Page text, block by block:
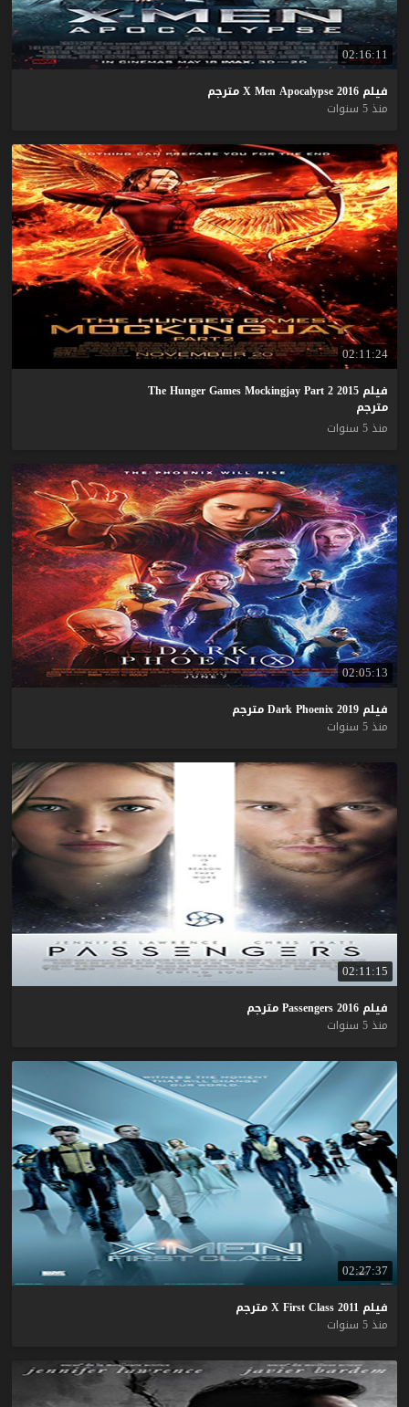
02:16:11
فيلم X Men Apocalypse 2016
مترجم
منذ 5 سنوات
02:11:24
فيلم The Hunger Games Mockingjay Part 2 2015
مترجم
منذ 5 سنوات
02:05:13
فيلم Dark Phoenix 2019
مترجم
منذ 5 سنوات
02:11:15
فيلم Passengers 2016
مترجم
منذ 5 سنوات
02:27:37
فيلم X First Class 2011
مترجم
منذ 5 سنوات